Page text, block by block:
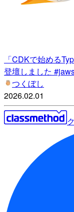
「CDKで始める
登壇しました
つくぼし
2026.02.01